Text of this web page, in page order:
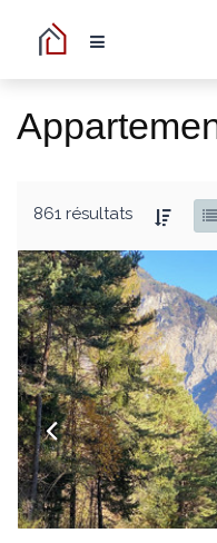
861 résultats